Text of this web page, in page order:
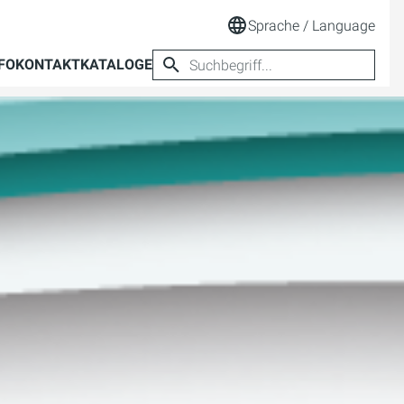
Sprache / Language
KONTAKTKATALOGE